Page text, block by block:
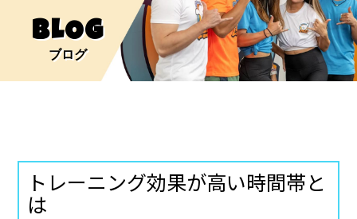
BLOG
ブログ
トレーニング効果が高い時間帯と
は